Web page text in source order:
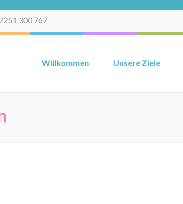
300 767
Willkommen Unsere Ziele